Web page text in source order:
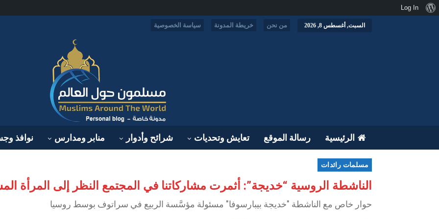
السبت, أغسطس 8, 2026 من نحن خريطة المدونة سياسة الخصوصية
الرئيسية رسالة الموقع تعايش وتحديات شرائح وأدوار منابر ومدارس نوافذ
مسلمات رائدات
الناشطة الروسية “خديجة”: أثمرت مشاركاتنا في المجتمع النظر إلى المرأة
حوار خاص مع الناشطة "خديجة بيبارسوفا" مسئولة مؤسَّسة الربيع في سراتوف بوسط روسيا
نبذةLog In